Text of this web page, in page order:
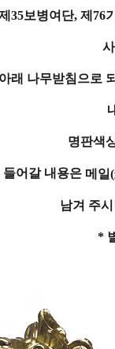
35보병여단, 제76
래 나무받침으로
명판색
들어갈 내용은 메일(
남겨 주
*